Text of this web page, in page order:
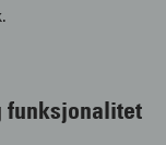
funksjonalitet